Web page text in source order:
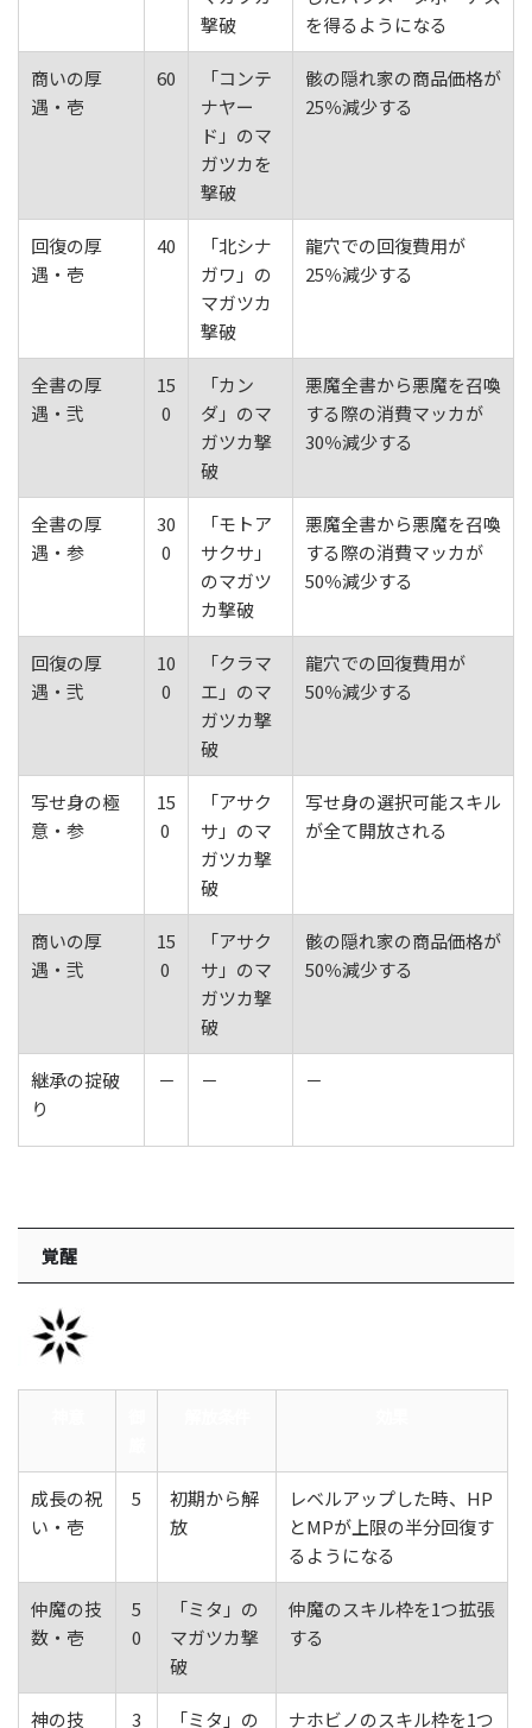
撃破
を得るようになる
商いの厚
遇・壱
60
「コンテ
ナヤー
ド」のマ
ガツカを
撃破
骸の隠れ家の商品価格が
25％減少する
回復の厚
遇・壱
40
「北シナ
ガワ」の
マガツカ
撃破
龍穴での回復費用が
25％減少する
全書の厚
遇・弐
15
0
「カン
ダ」のマ
ガツカ撃
破
悪魔全書から悪魔を召喚
する際の消費マッカが
30％減少する
全書の厚
遇・参
30
0
「モトア
サクサ」
のマガツ
カ撃破
悪魔全書から悪魔を召喚
する際の消費マッカが
50％減少する
回復の厚
遇・弐
10
0
「クラマ
エ」のマ
ガツカ撃
破
龍穴での回復費用が
50％減少する
写せ身の極
意・参
15
0
「アサク
サ」のマ
ガツカ撃
破
写せ身の選択可能スキル
が全て開放される
商いの厚
遇・弐
15
0
「アサク
サ」のマ
ガツカ撃
破
骸の隠れ家の商品価格が
50％減少する
継承の掟破
り
－ － －
覚醒
成長の祝
い・壱
5
初期から解
放
レベルアップした時、HP
とMPが上限の半分回復す
るようになる
仲魔の技
数・壱
5
0
「ミタ」の
マガツカ撃
破
仲魔のスキル枠を1つ拡張
する
神の技 3 「ミタ」の ナホビノのスキル枠を1つ